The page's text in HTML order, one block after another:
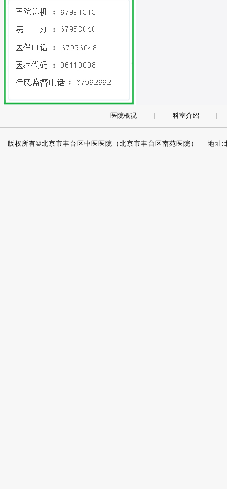
医院概况 科室介绍
版权所有©北京市丰台区中医医院（北京市丰台区南苑医院） 地